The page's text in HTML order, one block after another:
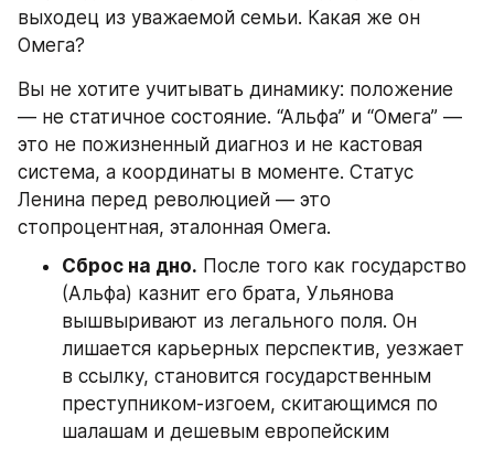
выходец из уважаемой семьи. Какая же он
Омега?
Вы не хотите учитывать динамику: положение
— не статичное состояние. “Альфа” и “Омега” —
это не пожизненный диагноз и не кастовая
система, а координаты в моменте. Статус
Ленина перед революцией — это
стопроцентная, эталонная Омега.
Сброс на дно. После того как государство
(Альфа) казнит его брата, Ульянова
вышвыривают из легального поля. Он
лишается карьерных перспектив, уезжает
в ссылку, становится государственным
преступником-изгоем, скитающимся по
шалашам и дешевым европейским